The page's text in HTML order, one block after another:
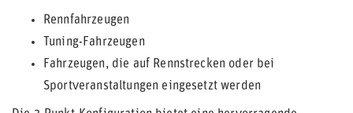
Rennfahrzeugen
Tuning-Fahrzeugen
Fahrzeugen, die auf Rennstrecken oder bei
Sportveranstaltungen eingesetzt werden